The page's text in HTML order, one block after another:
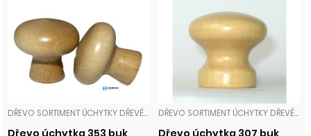
DŘEVO SORTIMENT ÚCHYTKY DŘEVĚNÉ
Dřevo úchytka 353 buk
DŘEVO SORTIMENT ÚCHYTKY DŘEVĚNÉ
Dřevo úchytka 307 buk